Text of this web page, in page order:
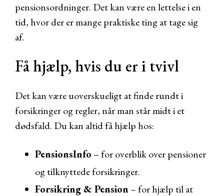
pensionsordninger. Det kan være en lettelse i en
tid, hvor der er mange praktiske ting at tage sig
af.
Få hjælp, hvis du er i tvivl
Det kan være uoverskueligt at finde rundt i
forsikringer og regler, når man står midt i et
dødsfald. Du kan altid få hjælp hos:
PensionsInfo – for overblik over pensioner
og tilknyttede forsikringer.
Forsikring & Pension – for hjælp til at